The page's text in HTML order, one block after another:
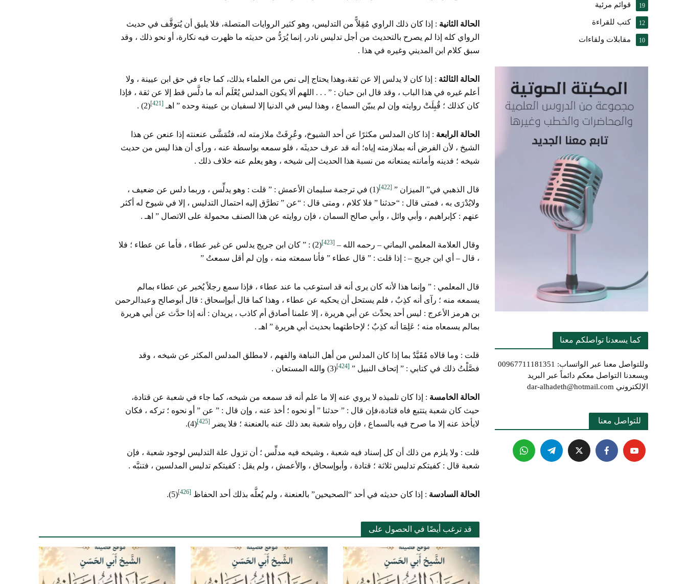
الحالة الثانية : إذا كان ذلك الراوي مُقِلاًّ من التدليس، وهو كثير الروايات المتصلة، فلا يليق أن يُتوقَّف في حديث
الرواي كله إذا لم يصرح بالتحديث من أجل تدليس نادر، إنما يُرَدُّ من حديثه ما ظهرت فيه نكارة، أو نحو ذلك ، وقد
سبق كلام ابن المديني وغيره في هذا .
الحالة الثالثة : إذا كان لا يدلس إلا عن ثقة،وهذا يحتاج إلى نص من العلماء بذلك، كما جاء في حق ابن عيينة ، ولا
أعلم غيره في هذا الباب ، وقد قال ابن حبان : ” . . . اللهم ألا يكون المدلس يُعْلَم أنه ما دلَّس قط إلا عن ثقة ، فإذا
كان كذلك ؛ قُبِلَتْ روايته وإن لم يبيّن السماع ، وهذا ليس في الدنيا إلا لسفيان بن عيينة وحده ” اهـ [421]
(2) .
الحالة الرابعة : إذا كان المدلس مكثرًا عن أحد الشيوخ، وعُرِفَتْ ملازمته له، فتُمَشَّى عنعنته إذا عنعن عن هذا
الشيخ ، لأن الفرض أنه بملازمته إياه؛ أنه قد عرف حديثَه ، فلو سمعه بواسطة عنه ، ورأى أن هذا ليس من حديث
شيخه ؛ فدينه وأمانته يمنعانه من نسبة هذا الحديث إلى شيخه ، وهو يعلم عنه خلاف ذلك .
قال الذهبي في” الميزان ” [422]
(1) في ترجمة سليمان الأعمش : ” قلت : وهو يدلِّس ، وربما دلس عن ضعيف ،
ولايُدْرَى به ، فمتى قال : “حدثنا ” فلا كلام ، ومتى قال : “عن ” تطرَّق إليه احتمال التدليس ، إلا في شيوخ له أكثر
عنهم : كإبراهيم ، وأبي وائل ، وأبي صالح السمان ، فإن روايته عن هذا الصنف محمولة على الاتصال ” اهـ .
وقال العلامة المعلمي اليماني – رحمه الله – [423]
(2) : ” كان ابن جريج يدلس عن غير عطاء ، فأما عن عطاء ؛ فلا
، قال – أي ابن جريج – : إذا قلت : ” قال عطاء ” فأنا سمعته منه ، وإن لم أقل سمعتُ ”
قال المعلمي : ” وإنما هذا لأنه كان يرى أنه قد استوعب ما عند عطاء ، فإذا سمع رجلاً يُخبر عن عطاء بمالم
يسمعه منه ؛ رآى أنه كذِبٌ ، فلم يستحل أن يحكيه عن عطاء ، وهذا كما قال أبوإسحاق : قال أبوصالح وعبدالرحمن
بن هرمز الأعرج : ليس أحد يحدِّث عن أبي هريرة ، إلا علمنا أصادق أم كاذب ، يريدان : أنه إذا حدَّث عن أبي هريرة
بمالم يسمعاه منه ؛ عَلِمَا أنه كذِبٌ ؛ لإحاطتهما بحديث أبي هريرة ” اهـ .
قلت : وما قالاه مُقَيَّدٌ بما إذا كان المدلس من أهل النباهة والفهم ، لامطلق المدلس المكثر عن شيخه ، وقد
فصَّلْتُ ذلك في كتابي : ” إتحاف النبيل ” [424] (3) والله المستعان .
الحالة الخامسة : إذا كان تلميذه لا يروي عنه إلا ما علم أنه قد سمعه من شيخه، كما جاء في شعبة عن قتادة،
حيث كان شعبة يتتبع فاه قتادة،فإن قال : ” حدثنا ” أو نحوه ؛ أخذ عنه ، وإن قال : ” عن ” أو نحوه ؛ تركه ، فكان
لايأخذ عنه إلا ما صرح فيه بالسماع ، فإن رواه شعبة بعد ذلك عنه بالعنعنة ؛ فلا يضر
[425]
(4).
قلت : ولا يلزم من ذلك أن كل إسناد فيه شعبة ، وشيخه فيه مدلِّس ؛ أن تزول علة التدليس لوجود شعبة ، فإن
شعبة قال : كفيتكم تدليس ثلاثة ؛ قتادة ، وأبوإسحاق ، والأعمش ، ولم يقل : كفيتكم تدليس المدلسين ، فتنبَّه .
الحالة السادسة : إذا كان حديثه في أحد “الصحيحين” بالعنعنة ، ولم يُعلَّه بذلك أحد الحفاظ [426]
(5).
قد ترغب أيضًا في الحصول على
قوائم مرئية 19
كتب للقراءة 12
مقابلات ولقاءات 10
كما يسعدنا تواصلكم معنا
وللتواصل معنا عبر الواتساب: 00967711181351
ويسعدنا التواصل معكم دائماً عبر البريد
الإلكتروني dar-alhadeth@hotmail.com
للتواصل معنا